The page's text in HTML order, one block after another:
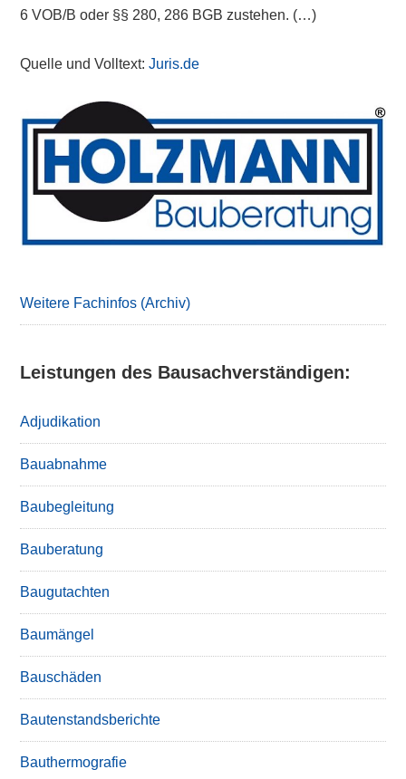
6 VOB/B oder §§ 280, 286 BGB zustehen. (…)
Quelle und Volltext:Juris.de
Primary
Sidebar
Weitere Fachinfos (Archiv)
Leistungen des Bausachverständigen:
Adjudikation
Bauabnahme
Baubegleitung
Bauberatung
Baugutachten
Baumängel
Bauschäden
Bautenstandsberichte
Bauthermografie